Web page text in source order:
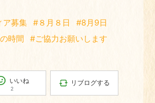
ア募集 #８月８日
#8月9日
時間 #ご協力お願いします
いいね
2
リブログする